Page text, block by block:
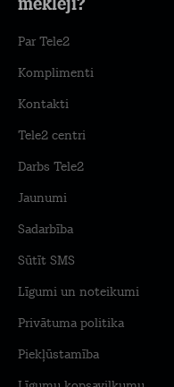
meklēji?
Par Tele2
Komplimenti
Kontakti
Tele2 centri
Darbs Tele2
Jaunumi
Sadarbība
Sūtīt SMS
Līgumi un noteikumi
Privātuma politika
Piekļūstamība